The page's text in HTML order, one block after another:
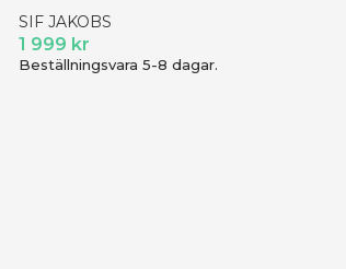
SIF JAKOBS
1 999 kr
Beställningsvara 5-8 dagar.